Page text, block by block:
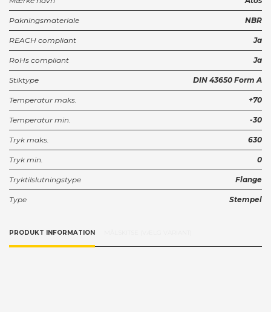
Pakningsmateriale NBR
REACH compliant Ja
RoHs compliant Ja
Stiktype DIN 43650 Form A
Temperatur maks. +70
Temperatur min. -30
Tryk maks. 630
Tryk min. 0
Tryktilslutningstype Flange
Type Stempel
PRODUKT INFORMATION